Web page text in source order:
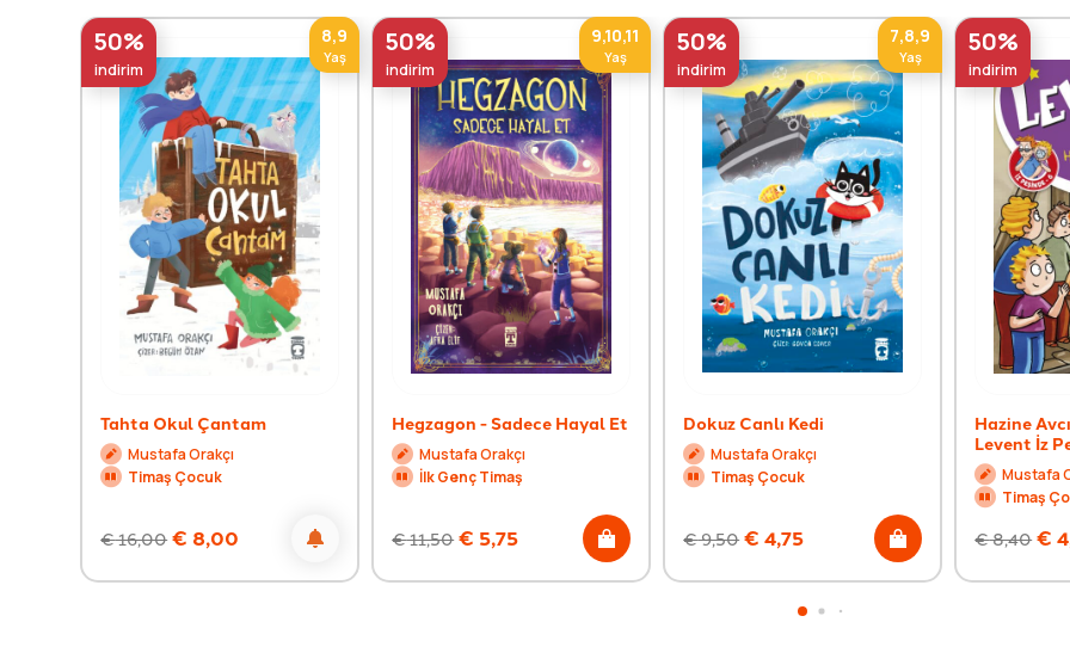
50%
indirim
8,9
Yaş
Tahta Okul Çantam
Mustafa Orakçı
Timaş Çocuk
€16,00 € 8,00
50%
indirim
9,10,11
Yaş
Hegzagon - Sadece Hayal Et
Mustafa Orakçı
İlk Genç Timaş
€11,50 € 5,75
50%
indirim
7,8,9
Yaş
Dokuz Canlı Kedi
Mustafa Orakçı
Timaş Çocuk
€9,50 € 4,75
50%
indirim
Hazine
Levent İz
Mustafa
Timaş
€8,40 €